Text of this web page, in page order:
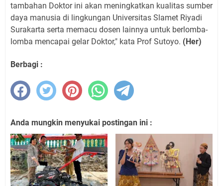
tambahan Doktor ini akan meningkatkan kualitas sumber
daya manusia di lingkungan Universitas Slamet Riyadi
Surakarta serta memacu dosen lainnya untuk berlomba-
lomba mencapai gelar Doktor," kata Prof Sutoyo. (Her)
Berbagi :
Anda mungkin menyukai postingan ini :